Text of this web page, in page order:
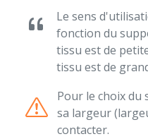
Le sens
fonction du
tissu est de
tissu est de
Pour le choix
sa largeur
contacter.